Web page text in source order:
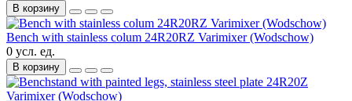
В корзину
Bench with stainless colum 24R20RZ Varimixer (Wodschow)
0 усл. ед.
В корзину